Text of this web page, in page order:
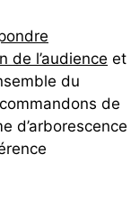
de l’audience et
du
de
d’arborescence